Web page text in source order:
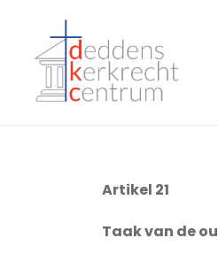
Artikel 21
Taak van de